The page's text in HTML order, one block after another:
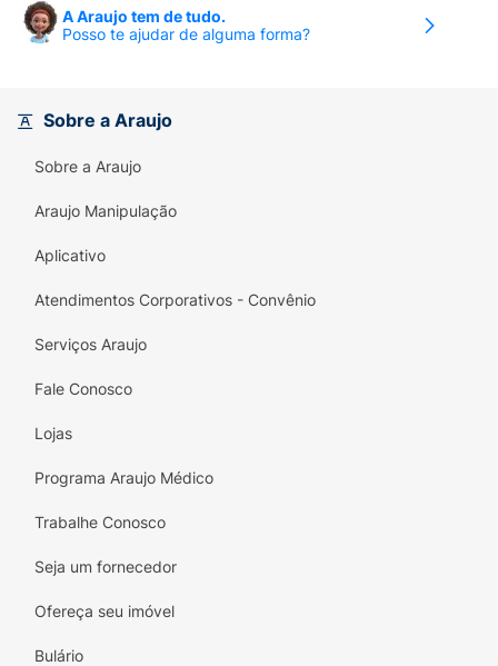
copo é durável e fácil de limpar, tornando-o
uma escolha prática para o uso diário, em
momentos com o Copo Stitch e torne cada
A Araujo tem de tudo.
Posso te ajudar de alguma forma?
Sobre a Araujo
Sobre a Araujo
Araujo Manipulação
Aplicativo
Atendimentos Corporativos - Convênio
Serviços Araujo
Fale Conosco
Lojas
Programa Araujo Médico
Trabalhe Conosco
Seja um fornecedor
Ofereça seu imóvel
Bulário